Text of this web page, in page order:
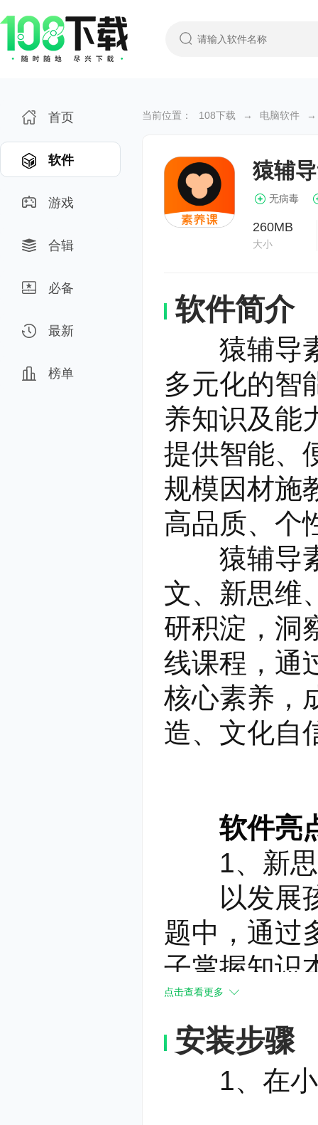
首页
软件
游戏
合辑
必备
最新
榜单
当前位置： 108下载 → 电脑软件 →
猿辅
无病毒
260MB
大小
软件简介
猿辅导素
多元化的智
养知识及能
提供智能、
规模因材施
高品质、个
猿辅导素
文、新思维
研积淀，洞
线课程，通
核心素养，
造、文化自
软件亮
1、新思
以发展孩
题中，通过
子掌握知识
应对未来复
点击查看更多
安装步骤
1、在小